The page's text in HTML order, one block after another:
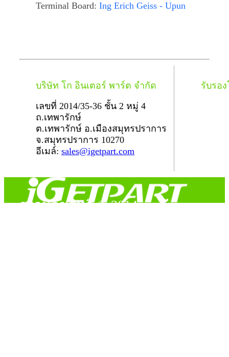
Terminal Board: Ing Erich Geiss - Upun
บริษัท โก อินเตอร์ พาร์ต จำกัด
เลขที่ 2014/35-36 ชั้น 2 หมู่ 4
ถ.เทพารักษ์
ต.เทพารักษ์ อ.เมืองสมุทรปราการ
จ.สมุทรปราการ 10270
อีเมล์: sales@igetpart.com
รับรอ
สงวนลิขสิทธิ์ © 2014